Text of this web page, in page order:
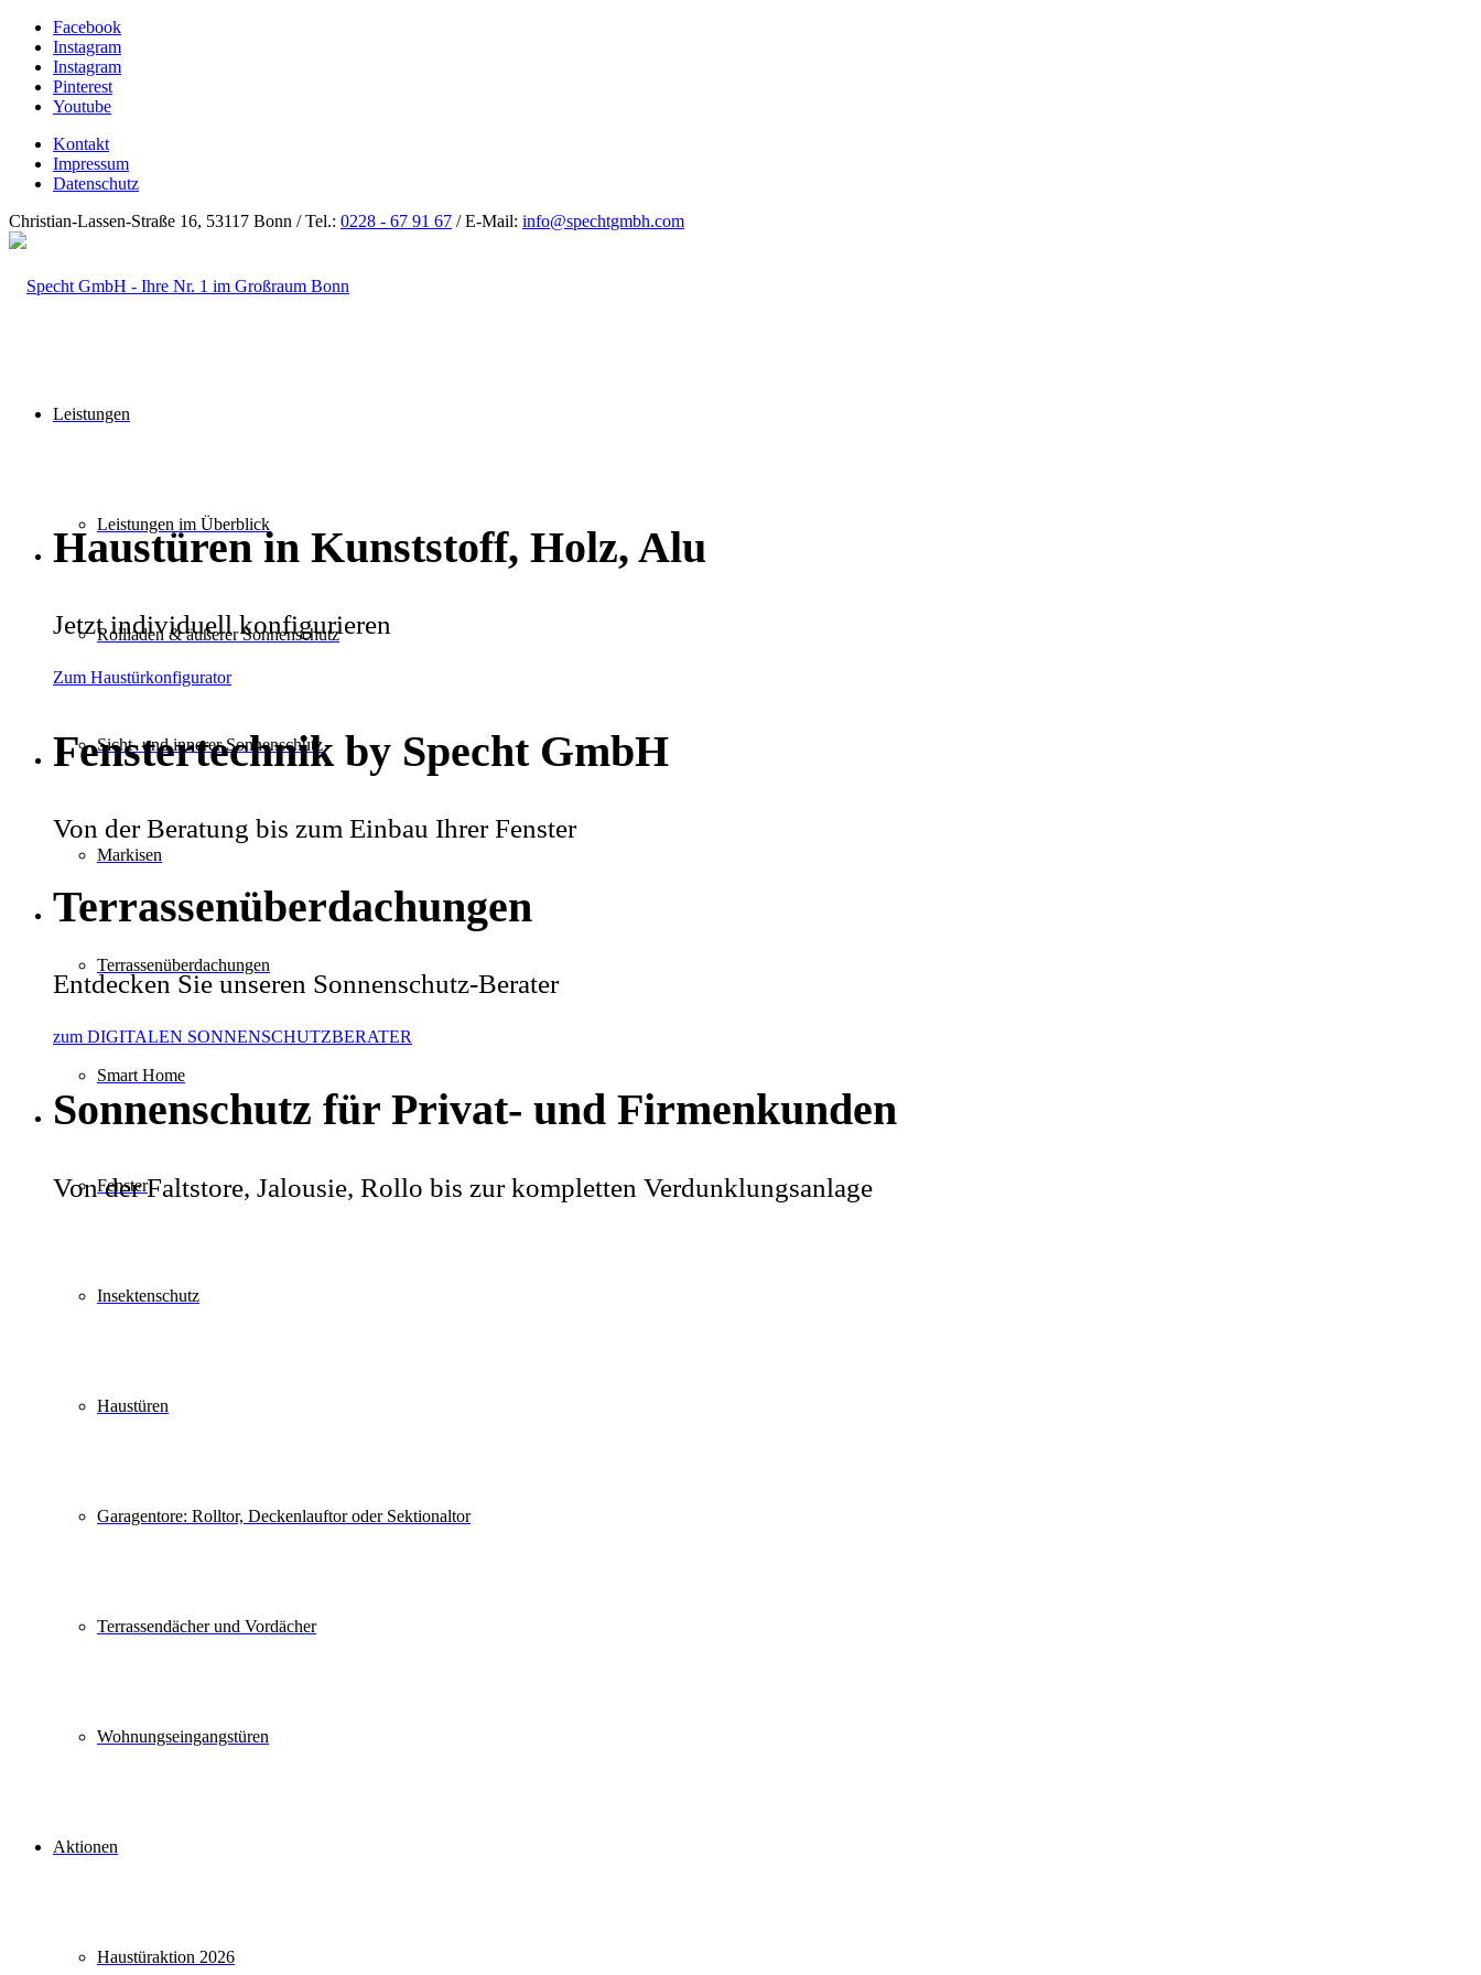
Facebook
Instagram
Instagram
Pinterest
Youtube
Kontakt
Impressum
Datenschutz
Christian-Lassen-Straße 16, 53117 Bonn / Tel.: 0228 - 67 91 67 / E-Mail: info@spechtgmbh.com
Leistungen
Leistungen im Überblick
Rollladen & äußerer Sonnenschutz
Sicht- und innerer Sonnenschutz
Markisen
Terrassen­überdachungen
Smart Home
Fenster
Insektenschutz
Haustüren
Garagentore: Rolltor, Deckenlauftor oder Sektionaltor
Terrassendächer und Vordächer
Wohnungseingangstüren
Aktionen
Haustüraktion 2026
Haustüren in Kunststoff, Holz, Alu
Jetzt individuell konfigurieren
Zum Haustürkonfigurator
Fenstertechnik by Specht GmbH
Von der Beratung bis zum Einbau Ihrer Fenster
Terrassenüberdachungen
Entdecken Sie unseren Sonnenschutz-Berater
zum DIGITALEN SONNENSCHUTZBERATER
Sonnenschutz für Privat- und Firmenkunden
Von der Faltstore, Jalousie, Rollo bis zur kompletten Verdunklungsanlage